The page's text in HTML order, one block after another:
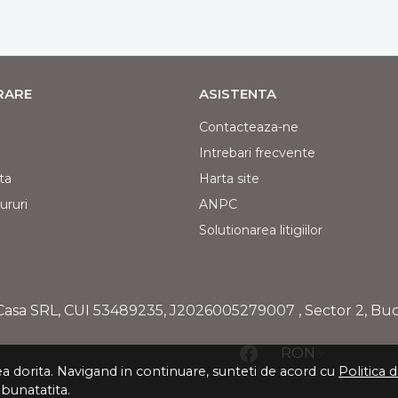
dorita. Navigand in continuare, sunteti de acord cu Politica
ASISTENTA
Contacteaza-ne
Intrebari frecvente
Harta site
ANPC
Solutionarea litigiilor
SRL, CUI 53489235, J2026005279007 , Sector 2,
RON